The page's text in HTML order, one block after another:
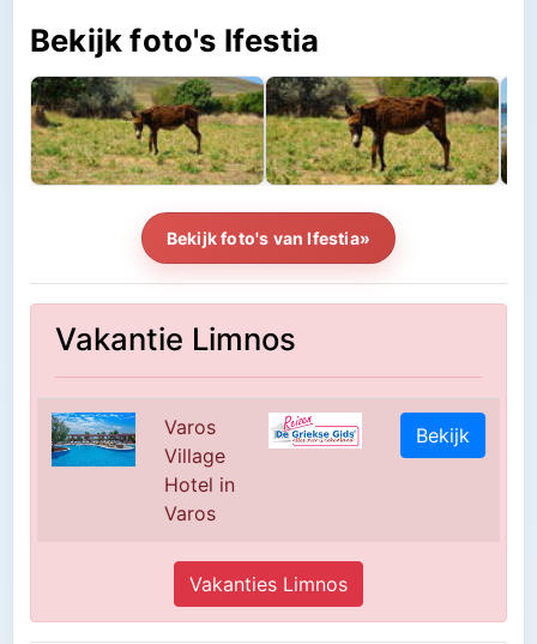
Bekijk foto's Ifestia
Bekijk foto's van Ifestia»
Vakantie Limnos
Varos
Village
Hotel in
Varos
Bekijk
Vakanties Limnos